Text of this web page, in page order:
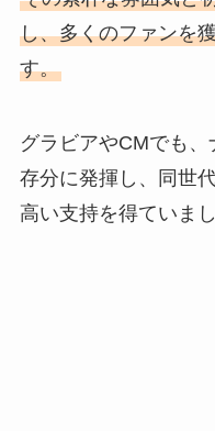
し、多くのファンを
す。
グラビアやCMでも
存分に発揮し、同世
高い支持を得ていまし